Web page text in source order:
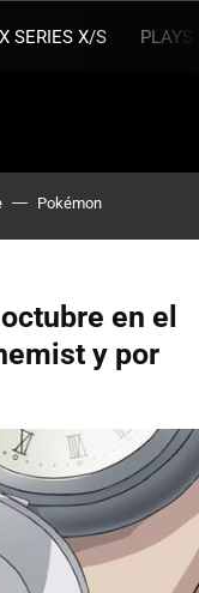
SERIES X/S
Pokémon
en el
y por